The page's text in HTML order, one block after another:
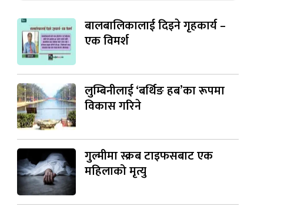
बालबालिकालाई दिइने गृहकार्य –
एक विमर्श
लुम्बिनीलाई ‘बर्थिङ हब’का रूपमा
विकास गरिने
गुल्मीमा स्क्रब टाइफसबाट एक
महिलाको मृत्यु